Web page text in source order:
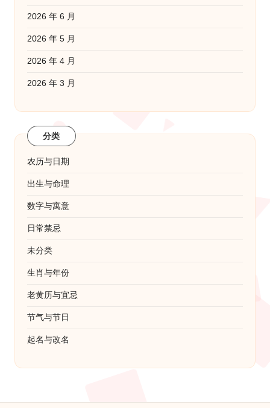
2026 年 6 月
2026 年 5 月
2026 年 4 月
2026 年 3 月
分类
农历与日期
出生与命理
数字与寓意
日常禁忌
未分类
生肖与年份
老黄历与宜忌
节气与节日
起名与改名